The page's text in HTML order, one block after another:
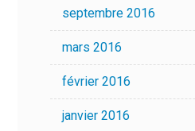
septembre 2016
mars 2016
février 2016
janvier 2016